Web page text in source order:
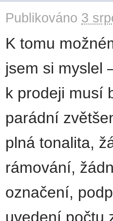
Publikováno 3
K tomu
jsem si myslel
k prodeji musí
parádní
plná tonalita,
rámování,
označení,
uvedení počtu